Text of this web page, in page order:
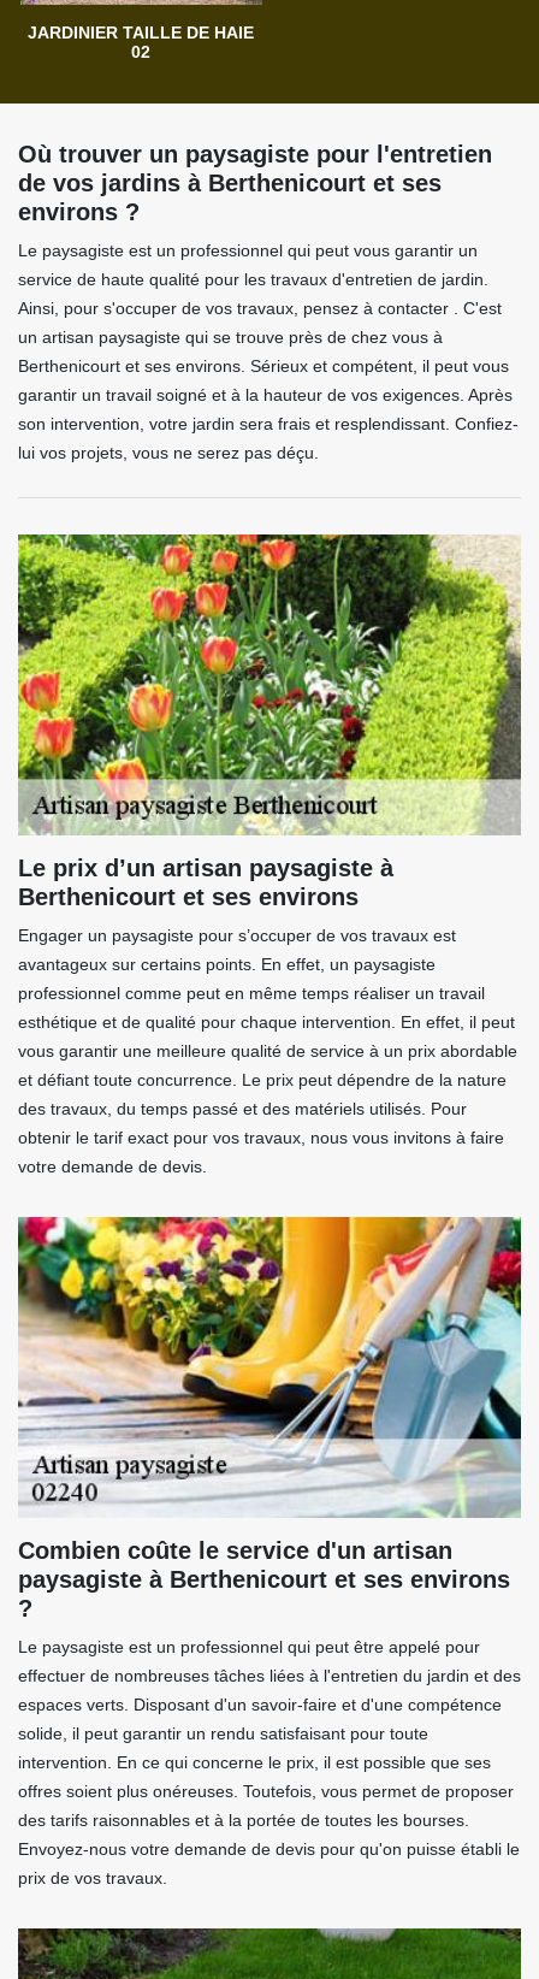
JARDINIER TAILLE DE HAIE
02
Où trouver un paysagiste pour l'entretien
de vos jardins à Berthenicourt et ses
environs ?
Le paysagiste est un professionnel qui peut vous garantir un
service de haute qualité pour les travaux d'entretien de jardin.
Ainsi, pour s'occuper de vos travaux, pensez à contacter . C'est
un artisan paysagiste qui se trouve près de chez vous à
Berthenicourt et ses environs. Sérieux et compétent, il peut vous
garantir un travail soigné et à la hauteur de vos exigences. Après
son intervention, votre jardin sera frais et resplendissant. Confiez-
lui vos projets, vous ne serez pas déçu.
Le prix d’un artisan paysagiste à
Berthenicourt et ses environs
Engager un paysagiste pour s’occuper de vos travaux est
avantageux sur certains points. En effet, un paysagiste
professionnel comme peut en même temps réaliser un travail
esthétique et de qualité pour chaque intervention. En effet, il peut
vous garantir une meilleure qualité de service à un prix abordable
et défiant toute concurrence. Le prix peut dépendre de la nature
des travaux, du temps passé et des matériels utilisés. Pour
obtenir le tarif exact pour vos travaux, nous vous invitons à faire
votre demande de devis.
Combien coûte le service d'un artisan
paysagiste à Berthenicourt et ses environs
?
Le paysagiste est un professionnel qui peut être appelé pour
effectuer de nombreuses tâches liées à l'entretien du jardin et des
espaces verts. Disposant d'un savoir-faire et d'une compétence
solide, il peut garantir un rendu satisfaisant pour toute
intervention. En ce qui concerne le prix, il est possible que ses
offres soient plus onéreuses. Toutefois, vous permet de proposer
des tarifs raisonnables et à la portée de toutes les bourses.
Envoyez-nous votre demande de devis pour qu'on puisse établi le
prix de vos travaux.